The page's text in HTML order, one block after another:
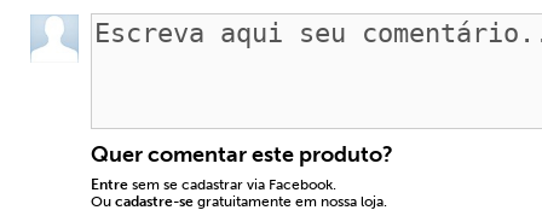
Quer comentar este produto?
Entre sem se cadastrar via Facebook.
Ou cadastre-se gratuitamente em nossa loja.